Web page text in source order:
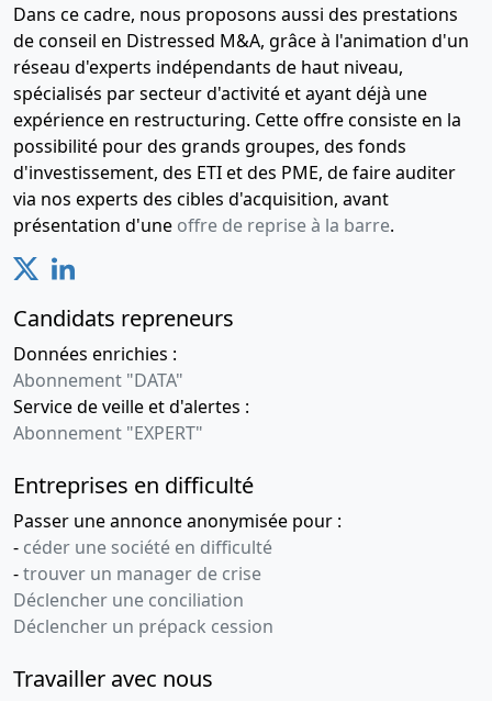
Dans ce cadre, nous proposons aussi des prestations
de conseil en Distressed M&A, grâce à l'animation d'un
réseau d'experts indépendants de haut niveau,
spécialisés par secteur d'activité et ayant déjà une
expérience en restructuring. Cette offre consiste en la
possibilité pour des grands groupes, des fonds
d'investissement, des ETI et des PME, de faire auditer
via nos experts des cibles d'acquisition, avant
présentation d'une offre de reprise à la barre.
Candidats repreneurs
Données enrichies :
Abonnement "DATA"
Service de veille et d'alertes :
Abonnement "EXPERT"
Entreprises en difficulté
Passer une annonce anonymisée pour :
- céder une société en difficulté
-trouver un manager de crise
Déclencher une conciliation
Déclencher un prépack cession
Travailler avec nous